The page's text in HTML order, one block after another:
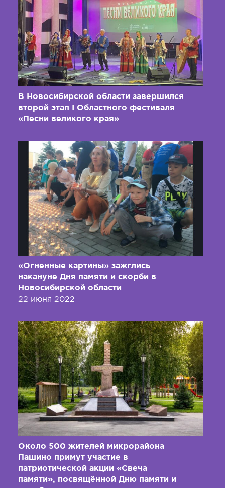
В Новосибирской области завершился
второй этап I Областного фестиваля
«Песни великого края»
«Огненные картины» зажглись
накануне Дня памяти и скорби в
Новосибирской области
22 июня 2022
Около 500 жителей микрорайона
Пашино примут участие в
патриотической акции «Свеча
памяти», посвящённой Дню памяти и